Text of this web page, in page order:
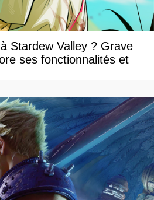
Stardew Valley ? Grave
ses fonctionnalités et